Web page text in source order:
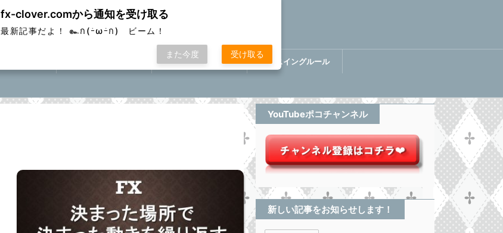
FXポコニカルマスター講 ぷちスイングルール
トレード】
YouTubeポコチャンネル
新しい記事をお知らせします！
fx-clover.comから通知を受け取る
最新記事だよ！ ๛ก(ｰ̀ωｰ́ก) ビーム！
また今度 受け取る